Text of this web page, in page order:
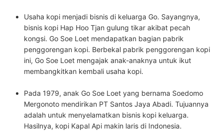
Usaha kopi menjadi bisnis di keluarga Go. Sayangnya,
bisnis kopi Hap Hoo Tjan gulung tikar akibat pecah
kongsi. Go Soe Loet mendapatkan bagian pabrik
penggorengan kopi. Berbekal pabrik penggorengan kopi
ini, Go Soe Loet mengajak anak-anaknya untuk ikut
membangkitkan kembali usaha kopi.
Pada 1979, anak Go Soe Loet yang bernama Soedomo
Mergonoto mendirikan PT Santos Jaya Abadi. Tujuannya
adalah untuk menyelamatkan bisnis kopi keluarga.
Hasilnya, kopi Kapal Api makin laris di Indonesia.